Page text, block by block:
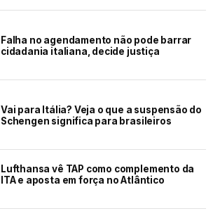
Falha no agendamento não pode barrar
cidadania italiana, decide justiça
Vai para Itália? Veja o que a suspensão do
Schengen significa para brasileiros
Lufthansa vê TAP como complemento da
ITA e aposta em força no Atlântico